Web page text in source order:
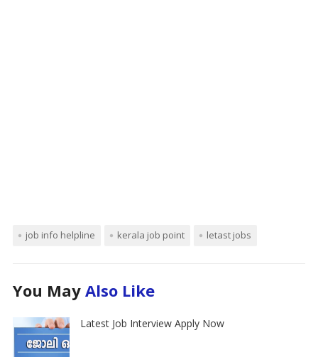
job info helpline kerala job point letast jobs
You May Also Like
Latest Job Interview Apply Now